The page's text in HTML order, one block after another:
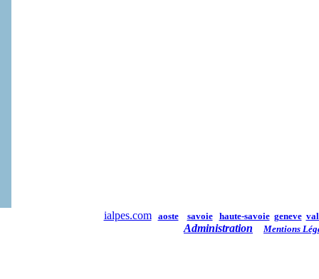
ialpes.com aoste savoie haute-savoie geneve
Administration Mentions